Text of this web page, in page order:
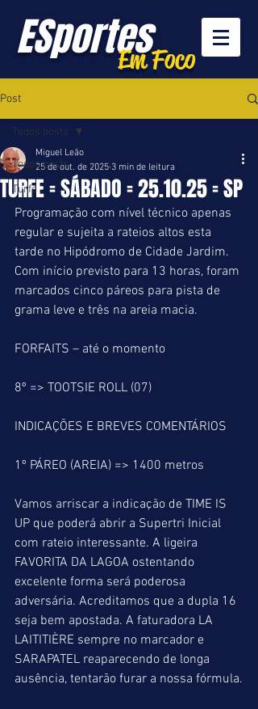
ESportesEm Foco
Post
Todos posts
Turfe
Todos posts
TURFE = SÁBADO = 25.10.25 = SP
Miguel Leão
25 de out. de 2025 3 min de leitura
Programação com nível técnico apenas
regular e sujeita a rateios altos esta
tarde no Hipódromo de Cidade Jardim.
Com início previsto para 13 horas, foram
marcados cinco páreos para pista de
grama leve e três na areia macia.
FORFAITS – até o momento
8º => TOOTSIE ROLL (07)
INDICAÇÕES E BREVES COMENTÁRIOS
1º PÁREO (AREIA) => 1400 metros
Vamos arriscar a indicação de TIME IS
UP que poderá abrir a Supertri Inicial
com rateio interessante. A ligeira
FAVORITA DA LAGOA ostentando
excelente forma será poderosa
adversária. Acreditamos que a dupla 16
seja bem apostada. A faturadora LA
LAITITIÈRE sempre no marcador e
SARAPATEL reaparecendo de longa
ausência, tentarão furar a nossa fórmula.